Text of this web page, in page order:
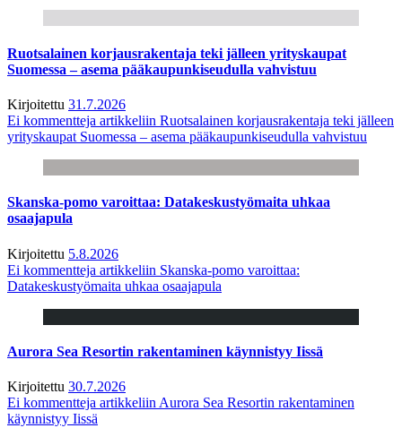
Ruotsalainen korjausrakentaja teki jälleen yrityskaupat
Suomessa – asema pääkaupunkiseudulla vahvistuu
Kirjoitettu 31.7.2026
Ei kommentteja artikkeliin Ruotsalainen korjausrakentaja teki jälleen
yrityskaupat Suomessa – asema pääkaupunkiseudulla vahvistuu
Skanska-pomo varoittaa: Datakeskustyömaita uhkaa
osaajapula
Kirjoitettu 5.8.2026
Ei kommentteja artikkeliin Skanska-pomo varoittaa:
Datakeskustyömaita uhkaa osaajapula
Aurora Sea Resortin rakentaminen käynnistyy Iissä
Kirjoitettu 30.7.2026
Ei kommentteja artikkeliin Aurora Sea Resortin rakentaminen
käynnistyy Iissä